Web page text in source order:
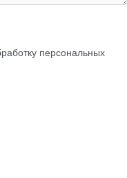
персональных